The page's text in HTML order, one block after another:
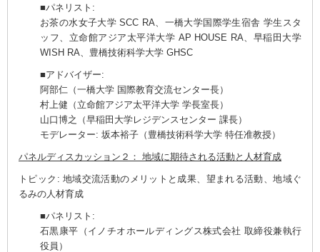
■パネリスト:
お茶の水女子大学 SCC RA、一橋大学国際学生宿舎 学生スタ
ッフ、立命館アジア太平洋大学 AP HOUSE RA、早稲田大学
WISH RA、豊橋技術科学大学 GHSC
■アドバイザー:
阿部仁（一橋大学 国際教育交流センター長）
村上健（立命館アジア太平洋大学 学長室長）
山口博之（早稲田大学レジデンスセンター 課長）
モデレーター: 坂本裕子（豊橋技術科学大学 特任准教授）
パネルディスカッション２： 地域に期待される活動と人材育成
トピック: 地域交流活動のメリットと成果、望まれる活動、地域ぐ
るみの人材育成
■パネリスト:
石黒康平（イノチオホールディングス株式会社 取締役兼執行
役員）